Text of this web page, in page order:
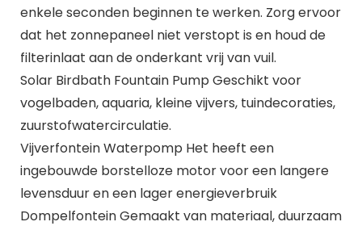
enkele seconden beginnen te werken. Zorg ervoor
dat het zonnepaneel niet verstopt is en houd de
filterinlaat aan de onderkant vrij van vuil.
Solar Birdbath Fountain Pump Geschikt voor
vogelbaden, aquaria, kleine vijvers, tuindecoraties,
zuurstofwatercirculatie.
Vijverfontein Waterpomp Het heeft een
ingebouwde borstelloze motor voor een langere
levensduur en een lager energieverbruik
Dompelfontein Gemaakt van materiaal, duurzaam